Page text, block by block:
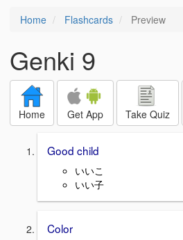
Home Flashcards Preview
Genki 9
Home Get App Take Quiz
Good child
いいこ
いい子
Color